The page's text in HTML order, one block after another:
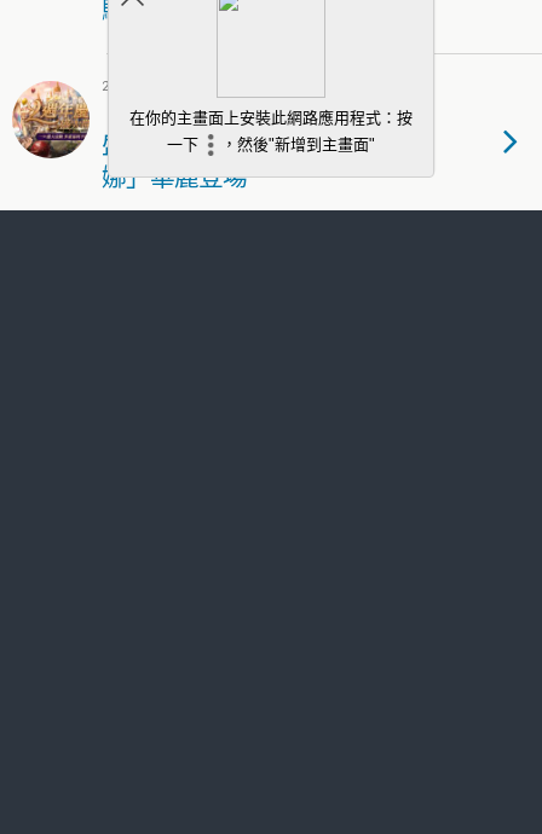
駛向更遠的彼方～》
2026-08-07
《新王者之劍》歡慶二週年！
盛夏慶典狂歡開跑 新角色「黛
娜」華麗登場